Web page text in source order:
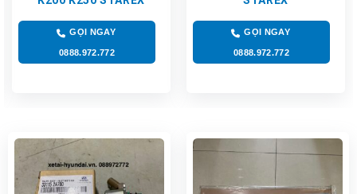
GỌI NGAY
0888.972.772
GỌI NGAY
0888.972.772